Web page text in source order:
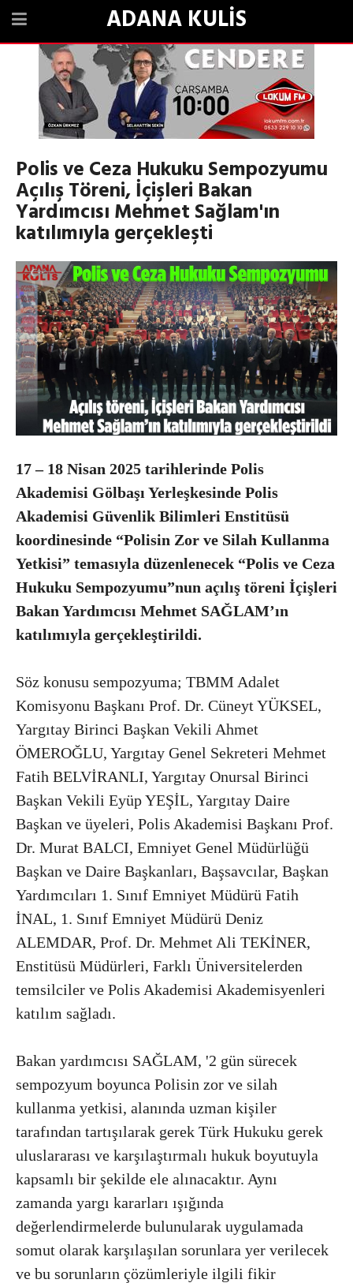
ADANA KULİS
Polis ve Ceza Hukuku Sempozyumu
Açılış Töreni, İçişleri Bakan
Yardımcısı Mehmet Sağlam'ın
katılımıyla gerçekleşti
17 – 18 Nisan 2025 tarihlerinde Polis
Akademisi Gölbaşı Yerleşkesinde Polis
Akademisi Güvenlik Bilimleri Enstitüsü
koordinesinde “Polisin Zor ve Silah Kullanma
Yetkisi” temasıyla düzenlenecek “Polis ve Ceza
Hukuku Sempozyumu”nun açılış töreni İçişleri
Bakan Yardımcısı Mehmet SAĞLAM’ın
katılımıyla gerçekleştirildi.
Söz konusu sempozyuma; TBMM Adalet
Komisyonu Başkanı Prof. Dr. Cüneyt YÜKSEL,
Yargıtay Birinci Başkan Vekili Ahmet
ÖMEROĞLU, Yargıtay Genel Sekreteri Mehmet
Fatih BELVİRANLI, Yargıtay Onursal Birinci
Başkan Vekili Eyüp YEŞİL, Yargıtay Daire
Başkan ve üyeleri, Polis Akademisi Başkanı Prof.
Dr. Murat BALCI, Emniyet Genel Müdürlüğü
Başkan ve Daire Başkanları, Başsavcılar, Başkan
Yardımcıları 1. Sınıf Emniyet Müdürü Fatih
İNAL, 1. Sınıf Emniyet Müdürü Deniz
ALEMDAR, Prof. Dr. Mehmet Ali TEKİNER,
Enstitüsü Müdürleri, Farklı Üniversitelerden
temsilciler ve Polis Akademisi Akademisyenleri
katılım sağladı.
Bakan yardımcısı SAĞLAM, '2 gün sürecek
sempozyum boyunca Polisin zor ve silah
kullanma yetkisi, alanında uzman kişiler
tarafından tartışılarak gerek Türk Hukuku gerek
uluslararası ve karşılaştırmalı hukuk boyutuyla
kapsamlı bir şekilde ele alınacaktır. Aynı
zamanda yargı kararları ışığında
değerlendirmelerde bulunularak uygulamada
somut olarak karşılaşılan sorunlara yer verilecek
ve bu sorunların çözümleriyle ilgili fikir